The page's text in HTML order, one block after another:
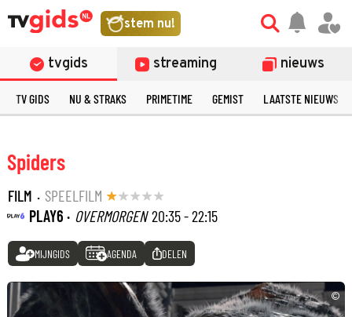
stem nu!
tvgids streaming nieuws
TV GIDS NU & STRAKS PRIMETIME GEMIST LAATSTE NIEUWS
Spiders
FILM · SPEELFILM
PLAY6 · OVERMORGEN 20:35 - 22:15
MIJNGIDS AGENDA DELEN
©